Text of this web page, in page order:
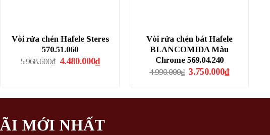
Vòi rửa chén Hafele Steres
570.51.060
5.968.600₫ Giá
4.480.000₫Giá
hiện
Vòi rửa chén bát Hafele
BLANCOMIDA Màu
Chrome 569.04.240
4.990.000₫ Giá
3.750.000₫Giá
hiện
MỚI NHẤT